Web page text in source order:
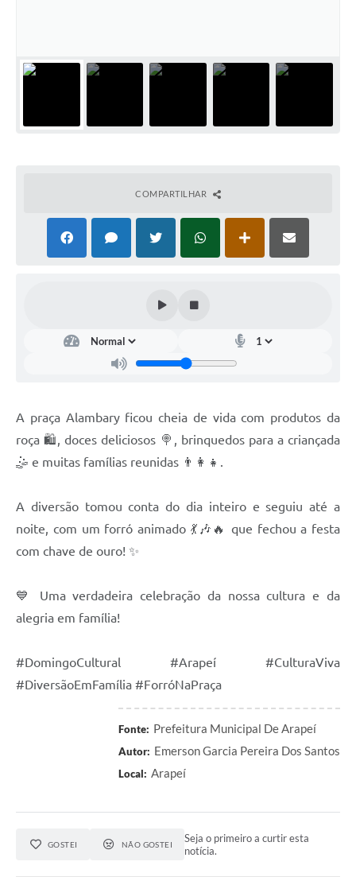
Audiências Públicas
Contas Públicas
Enquete
COMPARTILHAR
A praça Alambary ficou cheia de vida com produtos da
roça 🛍️, doces deliciosos 🍭, brinquedos para a criançada
🤹 e muitas famílias reunidas 👨‍👩‍👧.
A diversão tomou conta do dia inteiro e seguiu até a
noite, com um forró animado 💃🎶🔥 que fechou a festa
com chave de ouro! ✨
💙 Uma verdadeira celebração da nossa cultura e da
alegria em família!
#DomingoCultural #Arapeí #CulturaViva
#DiversãoEmFamília #ForróNaPraça
Fonte: Prefeitura Municipal De Arapeí
Autor: Emerson Garcia Pereira Dos Santos
Local: Arapeí
GOSTEI NÃO GOSTEI
Seja o primeiro a curtir esta
notícia.